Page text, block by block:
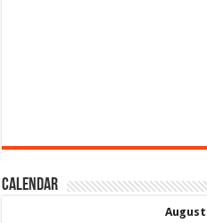
Calendar
August